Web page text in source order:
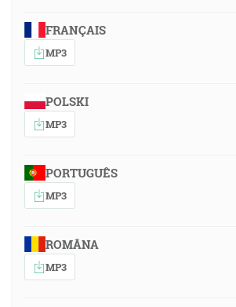
FRANÇAIS
MP3
POLSKI
MP3
PORTUGUÊS
MP3
ROMÂNA
MP3